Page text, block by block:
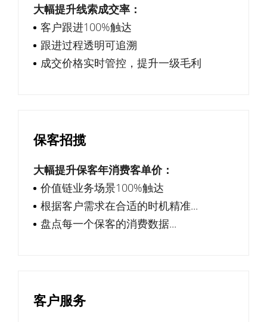
大幅提升线索成交率：
客户跟进100%触达
跟进过程透明可追溯
成交价格实时管控，提升一级毛利
保客招揽
大幅提升保客年消费客单价：
价值链业务场景100%触达
根据客户需求在合适的时机精准...
盘点每一个保客的消费数据...
客户服务